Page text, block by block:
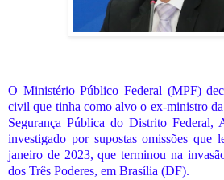
O Ministério Público Federal (MPF)
civil que tinha como alvo o ex-ministro da
Segurança Pública do Distrito Federal,
investigado por supostas omissões que
janeiro de 2023, que terminou na
dos Três Poderes, em Brasília (DF).